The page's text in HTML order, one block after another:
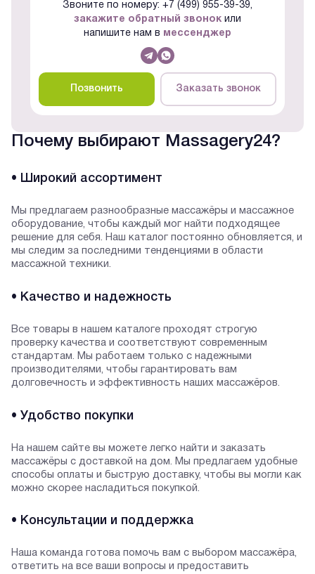
Звоните по номеру: +7 (499) 955-39-39,
закажите обратный звонокили
напишите нам в
мессенджер
Позвонить Заказать звонок
Почему выбирают Massagery24?
• Широкий ассортимент
Мы предлагаем разнообразные массажёры и массажное
оборудование, чтобы каждый мог найти подходящее
решение для себя. Наш каталог постоянно обновляется, и
мы следим за последними тенденциями в области
массажной техники.
• Качество и надежность
Все товары в нашем каталоге проходят строгую
проверку качества и соответствуют современным
стандартам. Мы работаем только с надежными
производителями, чтобы гарантировать вам
долговечность и эффективность наших массажёров.
• Удобство покупки
На нашем сайте вы можете легко найти и заказать
массажёры с доставкой на дом. Мы предлагаем удобные
способы оплаты и быструю доставку, чтобы вы могли как
можно скорее насладиться покупкой.
• Консультации и поддержка
Наша команда готова помочь вам с выбором массажёра,
ответить на все ваши вопросы и предоставить